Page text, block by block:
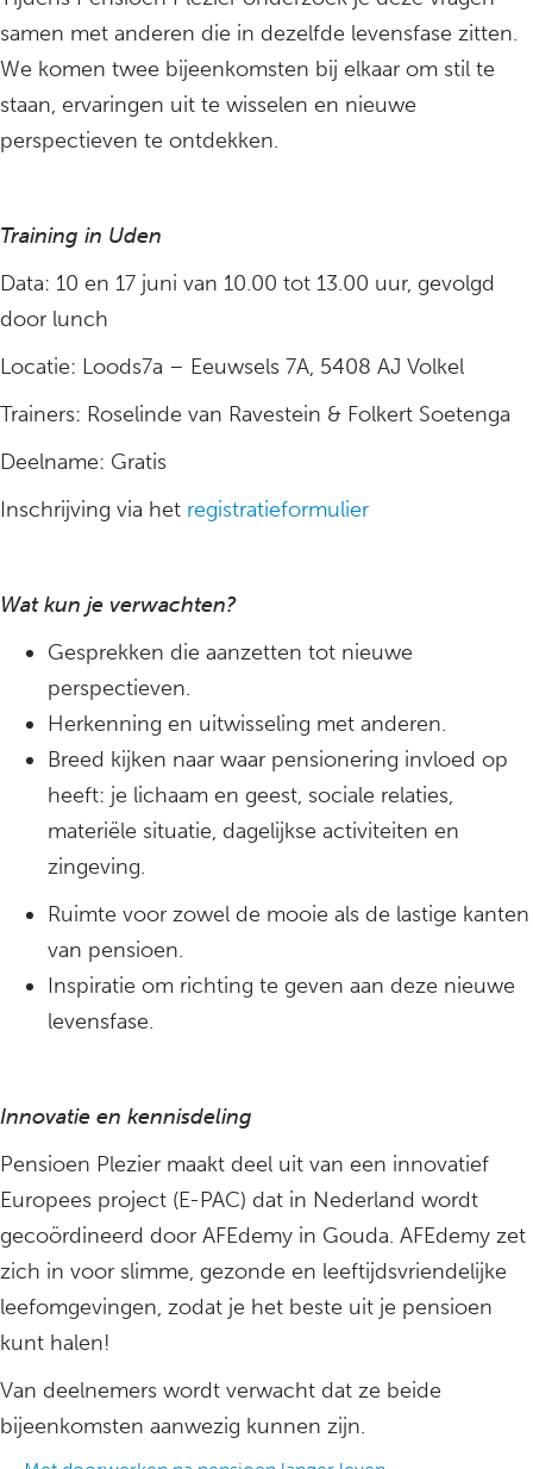
samen met anderen die in dezelfde levensfase zitten.
We komen twee bijeenkomsten bij elkaar om stil te
staan, ervaringen uit te wisselen en nieuwe
perspectieven te ontdekken.
Training in Uden
Data: 10 en 17 juni van 10.00 tot 13.00 uur, gevolgd
door lunch
Locatie: Loods7a – Eeuwsels 7A, 5408 AJ Volkel
Trainers: Roselinde van Ravestein & Folkert Soetenga
Deelname: Gratis
Inschrijving via het registratieformulier
Wat kun je verwachten?
Gesprekken die aanzetten tot nieuwe
perspectieven.
Herkenning en uitwisseling met anderen.
Breed kijken naar waar pensionering invloed op
heeft: je lichaam en geest, sociale relaties,
materiële situatie, dagelijkse activiteiten en
zingeving.
Ruimte voor zowel de mooie als de lastige kanten
van pensioen.
Inspiratie om richting te geven aan deze nieuwe
levensfase.
Innovatie en kennisdeling
Pensioen Plezier maakt deel uit van een innovatief
Europees project (E-PAC) dat in Nederland wordt
gecoördineerd door AFEdemy in Gouda. AFEdemy zet
zich in voor slimme, gezonde en leeftijdsvriendelijke
leefomgevingen, zodat je het beste uit je pensioen
kunt halen!
Van deelnemers wordt verwacht dat ze beide
bijeenkomsten aanwezig kunnen zijn.